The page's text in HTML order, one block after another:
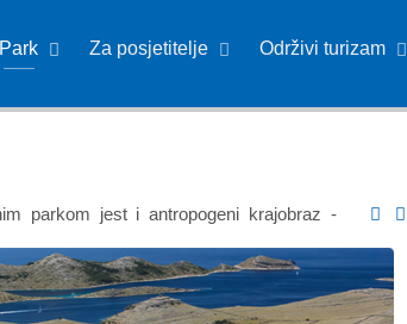
Park Za posjetitelje Održivi turizam
parkom jest i antropogeni krajobraz -